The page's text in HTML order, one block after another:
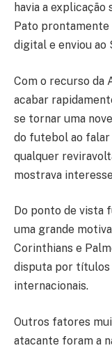
havia a
Pato prontamente
digital e enviou ao
Com o recurso da
acabar
se tornar uma
do futebol ao falar
qualquer
mostrava
Do ponto de vista
uma grande
Corinthians e
disputa por títulos
internacionais.
Outros fatores
atacante foram a